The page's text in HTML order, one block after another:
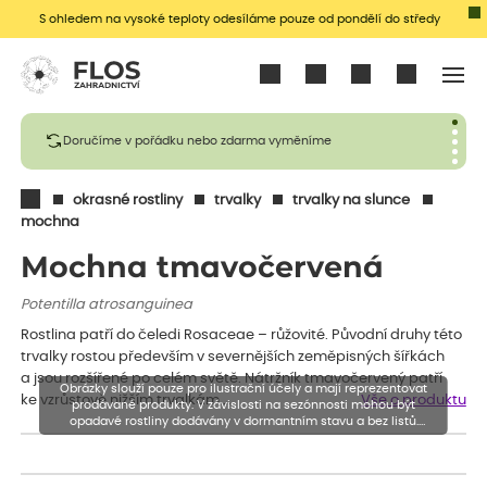
S ohledem na vysoké teploty odesíláme pouze od pondělí do středy
Doručíme v pořádku nebo zdarma vyměníme
okrasné rostliny trvalky
trvalky na slunce
mochna
Mochna tmavočervená
Potentilla atrosanguinea
Rostlina patří do čeledi Rosaceae – růžovité. Původní druhy této
trvalky rostou především v severnějších zeměpisných šířkách
a jsou rozšířené po celém světě. Nátržník tmavočervený patří
ke vzrůstově nižším trvalkám,…
Vše o produktu
Obrázky slouží pouze pro ilustrační účely a mají reprezentovat
prodávané produkty. V závislosti na sezónnosti mohou být
opadavé rostliny dodávány v dormantním stavu a bez listů.
Rostliny mohou být také sestřiženy níže, než je uvedená výška,